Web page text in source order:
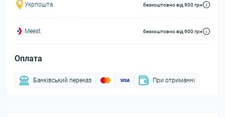
Укрпошта безкоштовно від 900 грн
Meest безкоштовно від 900 грн
Оплата
Банківський переказ При отриманні